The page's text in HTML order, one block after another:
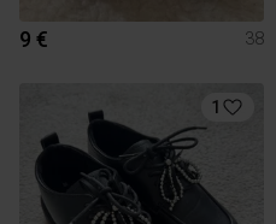
9 € 38
1